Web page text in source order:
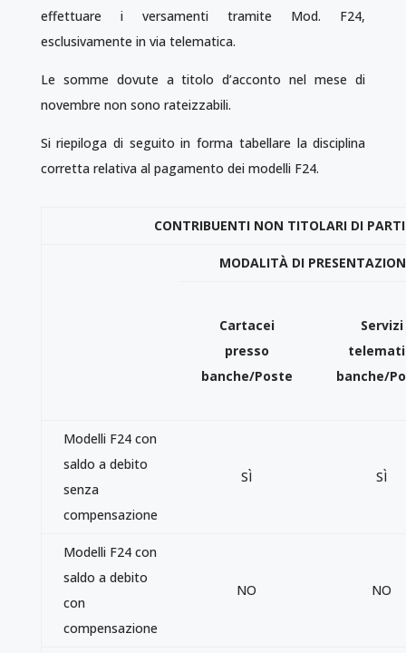
effettuare i versamenti tramite Mod. F24,
esclusivamente in via telematica.
Le somme dovute a titolo d’acconto nel mese di
novembre non sono rateizzabili.
Si riepiloga di seguito in forma tabellare la disciplina
corretta relativa al pagamento dei modelli F24.
CONTRIBUENTI NON TITOLARI DI
MODALITÀ DI
Cartacei
presso
banche/Poste
Servizi
banche/
Modelli F24 con
saldo a debito
senza
compensazione
SÌ SÌ
Modelli F24 con
saldo a debito
con
compensazione
NO NO